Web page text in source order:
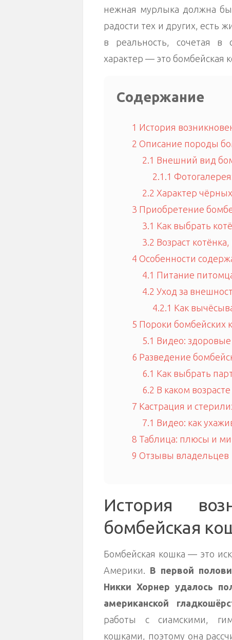
нежная мурлыка должна
радости тех и других, есть
в реальность, сочетая в
характер — это бомбейская
Содержание
1 История
2 Описание породы
2.1 Внешний вид
2.1.1
2.2 Характер
3 Приобретение
3.1 Как выбрать
3.2 Возраст
4 Особенности
4.1 Питание
4.2 Уход за
4.2.1 Как
5 Пороки бомбейских
5.1 Видео:
6 Разведение
6.1 Как выбрать
6.2 В каком
7 Кастрация и
7.1 Видео: как
8 Таблица: плюсы и
9 Отзывы владельцев
История
бомбейская
Бомбейская кошка — это
Америки. В первой
Никки Хорнер удалось
американской
работы с сиамскими,
кошками, поэтому она